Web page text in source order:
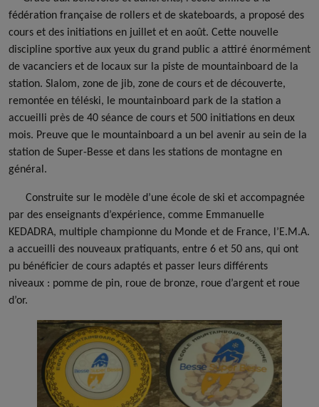
fédération française de rollers et de skateboards, a proposé des
cours et des initiations en juillet et en août. Cette nouvelle
discipline sportive aux yeux du grand public a attiré énormément
de vacanciers et de locaux sur la piste de mountainboard de la
station. Slalom, zone de jib, zone de cours et de découverte,
remontée en téléski, le mountainboard park de la station a
accueilli près de 40 séance de cours et 500 initiations en deux
mois. Preuve que le mountainboard a un bel avenir au sein de la
station de Super-Besse et dans les stations de montagne en
général.
Construite sur le modèle d’une école de ski et accompagnée
par des enseignants d’expérience, comme Emmanuelle
KEDADRA, multiple championne du Monde et de France, l’E.M.A.
a accueilli des nouveaux pratiquants, entre 6 et 50 ans, qui ont
pu bénéficier de cours adaptés et passer leurs différents
niveaux : pomme de pin, roue de bronze, roue d’argent et roue
d’or.